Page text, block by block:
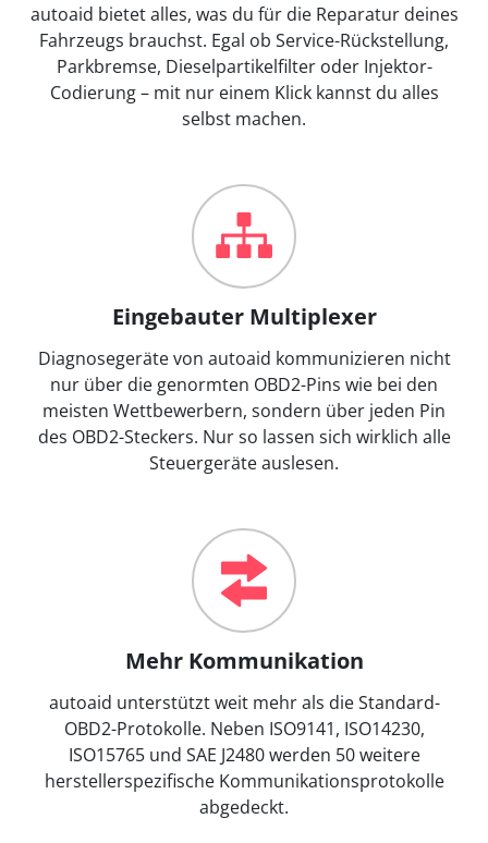
autoaid bietet alles, was du für die Reparatur deines
Fahrzeugs brauchst. Egal ob Service-Rückstellung,
Parkbremse, Dieselpartikelfilter oder Injektor-
Codierung – mit nur einem Klick kannst du alles
selbst machen.
Eingebauter Multiplexer
Diagnosegeräte von autoaid kommunizieren nicht
nur über die genormten OBD2-Pins wie bei den
meisten Wettbewerbern, sondern über jeden Pin
des OBD2-Steckers. Nur so lassen sich wirklich alle
Steuergeräte auslesen.
Mehr Kommunikation
autoaid unterstützt weit mehr als die Standard-
OBD2-Protokolle. Neben ISO9141, ISO14230,
ISO15765 und SAE J2480 werden 50 weitere
herstellerspezifische Kommunikationsprotokolle
abgedeckt.